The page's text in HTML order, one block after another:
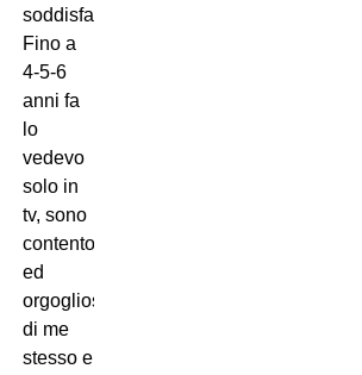
soddisfazione.
Fino a
4-5-6
anni fa
lo
vedevo
solo in
tv, sono
contento
ed
orgoglioso
di me
stesso e